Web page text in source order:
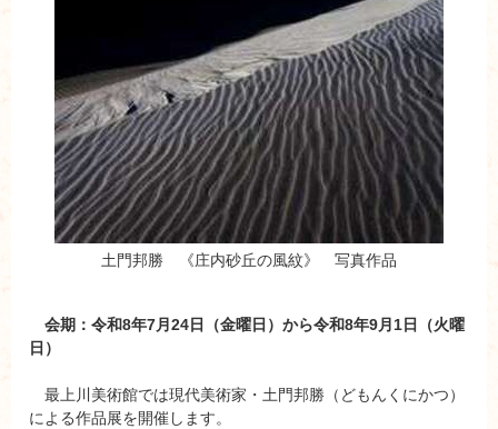
土門邦勝 《庄内砂丘の風紋》 写真作品
会期：令和8年7月24日（金曜日）から令和8年9月1日（火曜
日）
最上川美術館では現代美術家・土門邦勝（どもんくにかつ）
による作品展を開催します。